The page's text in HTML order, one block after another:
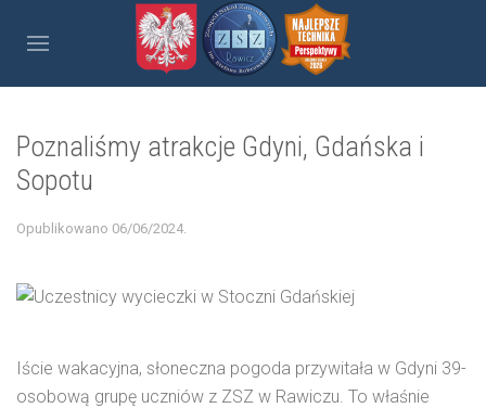
Poznaliśmy atrakcje Gdyni, Gdańska i
Sopotu
Opublikowano 06/06/2024.
Iście wakacyjna, słoneczna pogoda przywitała w Gdyni 39-
osobową grupę uczniów z ZSZ w Rawiczu. To właśnie